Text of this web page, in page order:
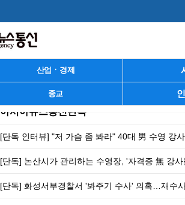
산업ㆍ경제
종교
아시아뉴스통신단독
[단독 인터뷰] "저 가슴 좀 봐라" 40대 男 수영 강
[단독] 논산시가 관리하는 수영장, '자격증 無 강
[단독] 화성서부경찰서 '봐주기 수사' 의혹…재수